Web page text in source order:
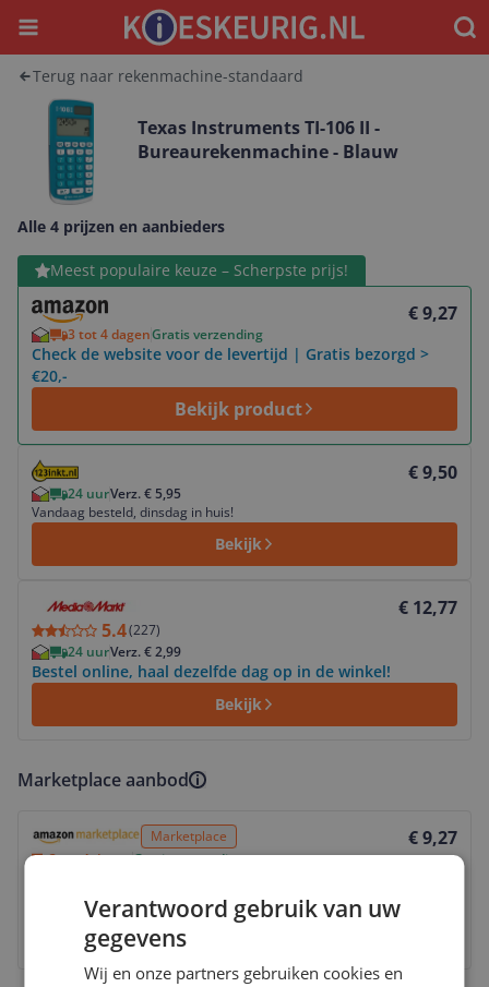
Menu
Terug naar rekenmachine-standaard
Texas Instruments TI-106 II -
Bureaurekenmachine - Blauw
Alle 4 prijzen en aanbieders
Meest populaire keuze – Scherpste prijs!
€ 9,27
3 tot 4 dagenGratis verzending
Check de website voor de levertijd | Gratis bezorgd >
€20,-
Bekijk product
Bekijk product
€ 9,50
24 uurVerz. € 5,95
Vandaag besteld, dinsdag in huis!
Bekijk
Bekijk product
5.4(227)
€ 12,77
24 uurVerz. € 2,99
Bestel online, haal dezelfde dag op in de winkel!
Bekijk
Marketplace aanbod
Marketplace € 9,27
3 tot 4 dagenGratis verzending
Bekijk product
Verantwoord gebruik van uw
gegevens
Wij en onze partners gebruiken cookies en